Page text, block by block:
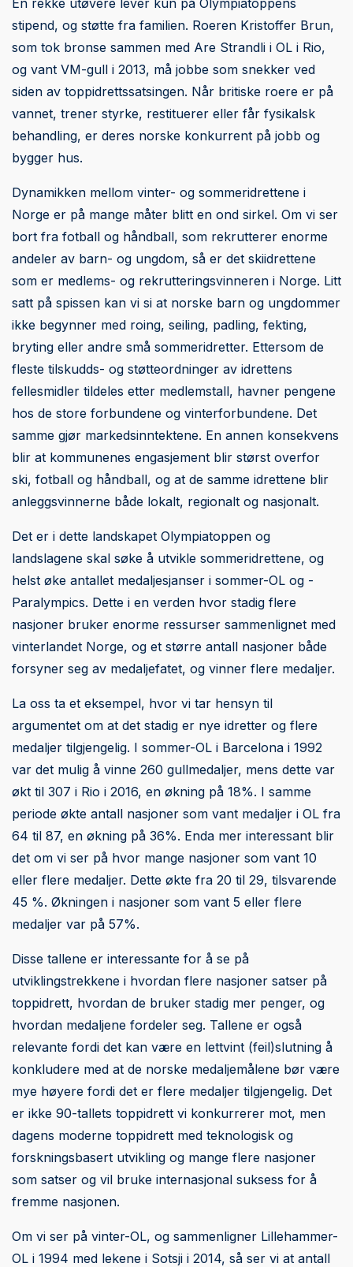
stipend, og støtte fra familien. Roeren Kristoffer Brun,
som tok bronse sammen med Are Strandli i OL i Rio,
og vant VM-gull i 2013, må jobbe som snekker ved
siden av toppidrettssatsingen. Når britiske roere er på
vannet, trener styrke, restituerer eller får fysikalsk
behandling, er deres norske konkurrent på jobb og
bygger hus.
Dynamikken mellom vinter- og sommeridrettene i
Norge er på mange måter blitt en ond sirkel. Om vi ser
bort fra fotball og håndball, som rekrutterer enorme
andeler av barn- og ungdom, så er det skiidrettene
som er medlems- og rekrutteringsvinneren i Norge. Litt
satt på spissen kan vi si at norske barn og ungdommer
ikke begynner med roing, seiling, padling, fekting,
bryting eller andre små sommeridretter. Ettersom de
fleste tilskudds- og støtteordninger av idrettens
fellesmidler tildeles etter medlemstall, havner pengene
hos de store forbundene og vinterforbundene. Det
samme gjør markedsinntektene. En annen konsekvens
blir at kommunenes engasjement blir størst overfor
ski, fotball og håndball, og at de samme idrettene blir
anleggsvinnerne både lokalt, regionalt og nasjonalt.
Det er i dette landskapet Olympiatoppen og
landslagene skal søke å utvikle sommeridrettene, og
helst øke antallet medaljesjanser i sommer-OL og -
Paralympics. Dette i en verden hvor stadig flere
nasjoner bruker enorme ressurser sammenlignet med
vinterlandet Norge, og et større antall nasjoner både
forsyner seg av medaljefatet, og vinner flere medaljer.
La oss ta et eksempel, hvor vi tar hensyn til
argumentet om at det stadig er nye idretter og flere
medaljer tilgjengelig. I sommer-OL i Barcelona i 1992
var det mulig å vinne 260 gullmedaljer, mens dette var
økt til 307 i Rio i 2016, en økning på 18%. I samme
periode økte antall nasjoner som vant medaljer i OL fra
64 til 87, en økning på 36%. Enda mer interessant blir
det om vi ser på hvor mange nasjoner som vant 10
eller flere medaljer. Dette økte fra 20 til 29, tilsvarende
45 %. Økningen i nasjoner som vant 5 eller flere
medaljer var på 57%.
Disse tallene er interessante for å se på
utviklingstrekkene i hvordan flere nasjoner satser på
toppidrett, hvordan de bruker stadig mer penger, og
hvordan medaljene fordeler seg. Tallene er også
relevante fordi det kan være en lettvint (feil)slutning å
konkludere med at de norske medaljemålene bør være
mye høyere fordi det er flere medaljer tilgjengelig. Det
er ikke 90-tallets toppidrett vi konkurrerer mot, men
dagens moderne toppidrett med teknologisk og
forskningsbasert utvikling og mange flere nasjoner
som satser og vil bruke internasjonal suksess for å
fremme nasjonen.
Om vi ser på vinter-OL, og sammenligner Lillehammer-
OL i 1994 med lekene i Sotsji i 2014, så ser vi at antall